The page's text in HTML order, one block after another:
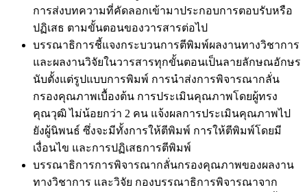
การส่งบทความที่คัดลอกเข้ามาประกอบการตอบรับหรือ
ปฏิเสธ ตามขั้นตอนของวารสารต่อไป
บรรณาธิการชี้แจงกระบวนการตีพิมพ์ผลงานทางวิชาการ
และผลงานวิจัยในวารสารทุกขั้นตอนเป็นลายลักษณอักษร
นับตั้งแต่รูปแบบการพิมพ์ การนำส่งการพิจารณากลั่น
กรองคุณภาพเบื้องต้น การประเมินคุณภาพโดยผู้ทรง
คุณวุฒิ ไม่น้อยกว่า 2 คน แจ้งผลการประเมินคุณภาพไป
ยังผู้นิพนธ์ ซึ่งจะมีทั้งการให้ตีพิมพ์ การให้ตีพิมพ์โดยมี
เงื่อนไข และการปฏิเสธการตีพิมพ์
บรรณาธิการการพิจารณากลั่นกรองคุณภาพของผลงาน
ทางวิชาการ และวิจัย กองบรรณาธิการพิจารณาจาก